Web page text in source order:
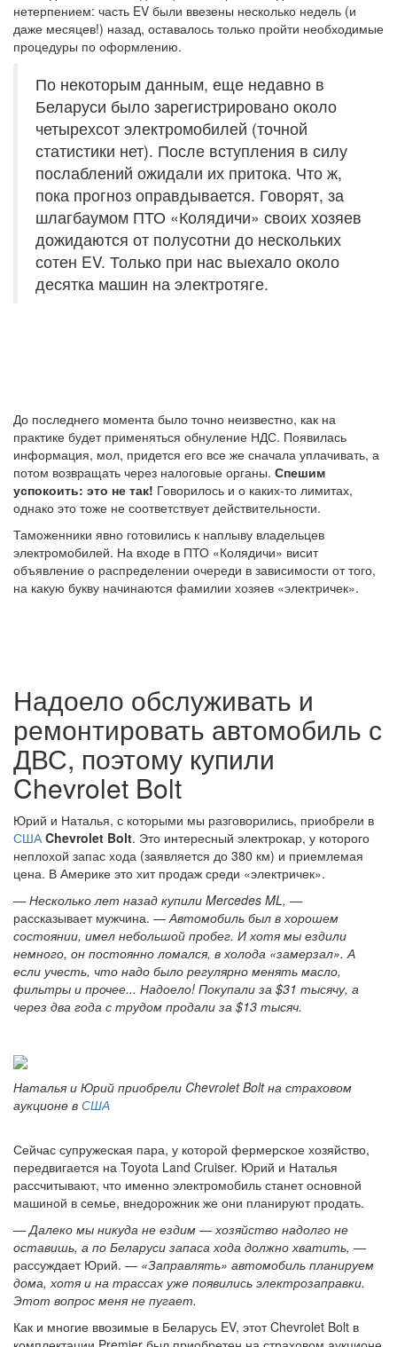
нетерпением: часть EV были ввезены несколько недель (и
даже месяцев!) назад, оставалось только пройти необходимые
процедуры по оформлению.
По некоторым данным, еще недавно в
Беларуси было зарегистрировано около
четырехсот электромобилей (точной
статистики нет). После вступления в силу
послаблений ожидали их притока. Что ж,
пока прогноз оправдывается. Говорят, за
шлагбаумом ПТО «Колядичи» своих хозяев
дожидаются от полусотни до нескольких
сотен EV. Только при нас выехало около
десятка машин на электротяге.
До последнего момента было точно неизвестно, как на
практике будет применяться обнуление НДС. Появилась
информация, мол, придется его все же сначала уплачивать, а
потом возвращать через налоговые органы. Спешим
успокоить: это не так! Говорилось и о каких-то лимитах,
однако это тоже не соответствует действительности.
Таможенники явно готовились к наплыву владельцев
электромобилей. На входе в ПТО «Колядичи» висит
объявление о распределении очереди в зависимости от того,
на какую букву начинаются фамилии хозяев «электричек».
Надоело обслуживать и
ремонтировать автомобиль с
ДВС, поэтому купили
Chevrolet Bolt
Юрий и Наталья, с которыми мы разговорились, приобрели в
США Chevrolet Bolt. Это интересный электрокар, у которого
неплохой запас хода (заявляется до 380 км) и приемлемая
цена. В Америке это хит продаж среди «электричек».
— Несколько лет назад купили Mercedes ML, —
рассказывает мужчина. —Автомобиль был в хорошем
состоянии, имел небольшой пробег. И хотя мы ездили
немного, он постоянно ломался, в холода «замерзал». А
если учесть, что надо было регулярно менять масло,
фильтры и прочее... Надоело! Покупали за $31 тысячу, а
через два года с трудом продали за $13 тысяч.
Наталья и Юрий приобрели Chevrolet Bolt на страховом
аукционе в США
Сейчас супружеская пара, у которой фермерское хозяйство,
передвигается на Toyota Land Cruiser. Юрий и Наталья
рассчитывают, что именно электромобиль станет основной
машиной в семье, внедорожник же они планируют продать.
— Далеко мы никуда не ездим — хозяйство надолго не
оставишь, а по Беларуси запаса хода должно хватить, —
рассуждает Юрий. — «Заправлять» автомобиль планируем
дома, хотя и на трассах уже появились электрозаправки.
Этот вопрос меня не пугает.
Как и многие ввозимые в Беларусь EV, этот Chevrolet Bolt в